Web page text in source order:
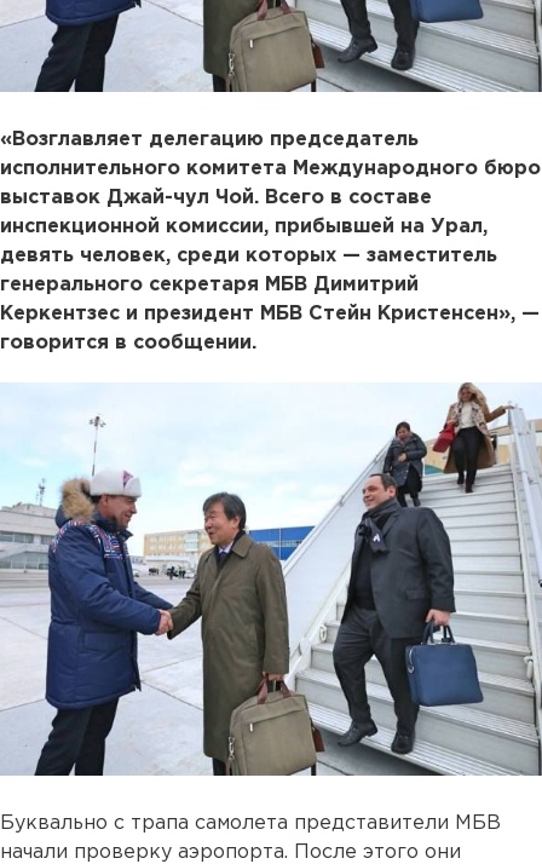
«Возглавляет делегацию председатель
исполнительного комитета Международного бюро
выставок Джай-чул Чой. Всего в составе
инспекционной комиссии, прибывшей на Урал,
девять человек, среди которых — заместитель
генерального секретаря МБВ Димитрий
Керкентзес и президент МБВ Стейн Кристенсен», —
говорится в сообщении.
Буквально с трапа самолета представители МБВ
начали проверку аэропорта. После этого они